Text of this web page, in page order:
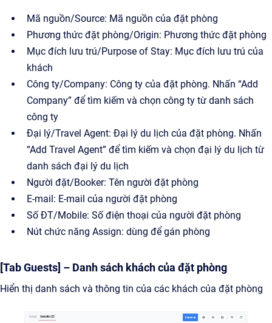
Mã nguồn/Source: Mã nguồn của đặt phòng
Phương thức đặt phòng/Origin: Phương thức đặt phòng
Mục đích lưu trú/Purpose of Stay: Mục đích lưu trú của
khách
Công ty/Company: Công ty của đặt phòng. Nhấn “Add
Company” để tìm kiếm và chọn công ty từ danh sách
công ty
Đại lý/Travel Agent: Đại lý du lịch của đặt phòng. Nhấn
“Add Travel Agent” để tìm kiếm và chọn đại lý du lịch từ
danh sách đại lý du lịch
Người đặt/Booker: Tên người đặt phòng
E-mail: E-mail của người đặt phòng
Số ĐT/Mobile: Số điện thoại của người đặt phòng
Nút chức năng Assign: dùng để gán phòng
[Tab Guests] – Danh sách khách của đặt phòng
Hiển thị danh sách và thông tin của các khách của đặt phòng